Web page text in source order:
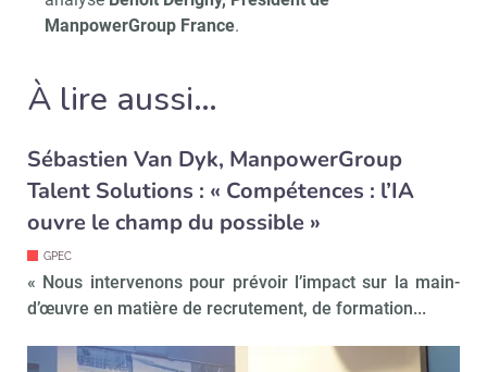
ManpowerGroup France.
À lire aussi…
Sébastien Van Dyk, ManpowerGroup
Talent Solutions : « Compétences : l’IA
ouvre le champ du possible »
GPEC
« Nous intervenons pour prévoir l’impact sur la main-
d’œuvre en matière de recrutement, de formation...
Recevoir RH Matin
Non merci, je reçois déjà
Je déciderai plus